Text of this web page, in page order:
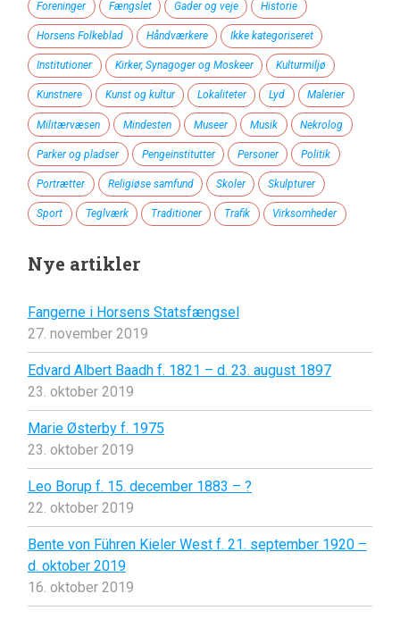
Foreninger Fængslet Gader og veje Historie
Horsens Folkeblad Håndværkere Ikke kategoriseret
Institutioner Kirker, Synagoger og Moskeer Kulturmiljø
Kunstnere Kunst og kultur Lokaliteter Lyd Malerier
Militærvæsen Mindesten Museer Musik Nekrolog
Parker og pladser Pengeinstitutter Personer Politik
Portrætter Religiøse samfund Skoler Skulpturer
Sport Teglværk Traditioner Trafik Virksomheder
Nye artikler
Fangerne i Horsens Statsfængsel
27. november 2019
Edvard Albert Baadh f. 1821 – d. 23. august 1897
23. oktober 2019
Marie Østerby f. 1975
23. oktober 2019
Leo Borup f. 15. december 1883 – ?
22. oktober 2019
Bente von Führen Kieler West f. 21. september 1920 –
d. oktober 2019
16. oktober 2019